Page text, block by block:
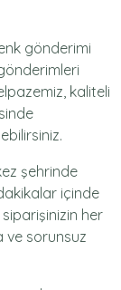
gönderimi
kaliteli
şehrinde
içinde
her
ve sorunsuz